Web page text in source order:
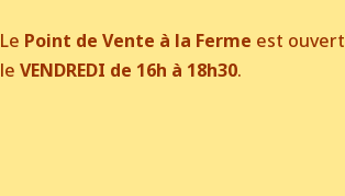
Le Point de Vente à la Ferme est ouvert
leVENDREDI de 16h à 18h30.